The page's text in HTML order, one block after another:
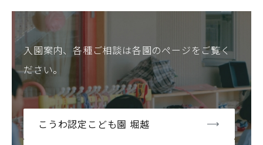
入園案内、各種ご相談は各園のページをご覧く
ださい。
こうわ認定こども園 堀越